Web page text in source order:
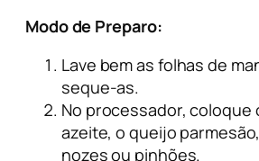
Modo de Preparo:
Lave bem as folhas de
seque-as.
No processador, coloque
azeite, o queijo
nozes ou pinhões.